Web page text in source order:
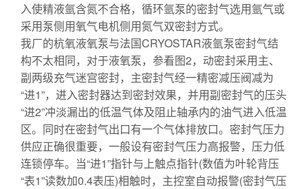
入使精液氩含氮不合格，循环氩泵的密封气选用氩气或
采用泵侧用氧气电机侧用氮气双密封方式。
我厂的杭氧液氧泵与法国CRYOSTAR液氩泵密封气结
构不太相同，对于液氧泵，参看图2，动密封采用主、
副两级充气迷宫密封，主密封气经一精密减压阀减为
“进1”，进入密封器达到密封效果，并用副密封气的压头
“进2”冲淡漏出的低温气体及阻止轴承内的油气进入低温
区。同时在密封气出口有一个气体排放口。密封气压力
供应正确很重要，一般设有密封气压力高报警，压力低
连锁停车。当“进1”指针与上触点指针(数值为叶轮背压
“表1”读数加0.4表压)相触时，主控室自动报警(密封气压